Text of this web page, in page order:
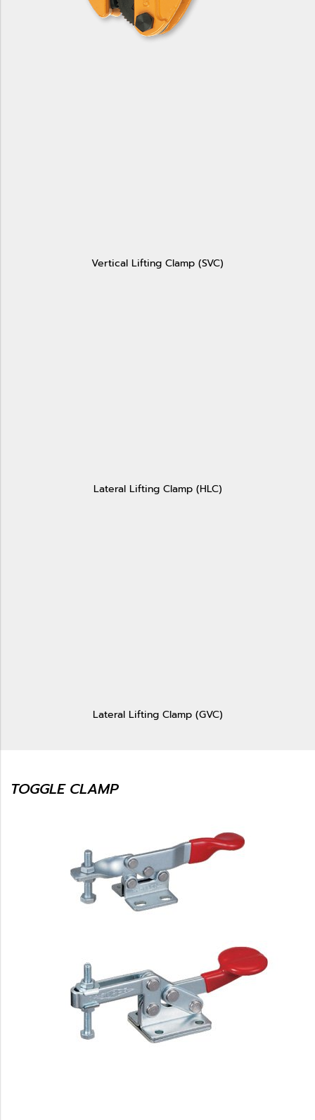
Vertical Lifting Clamp (SVC)
Lateral Lifting Clamp (HLC)
Lateral Lifting Clamp (GVC)
TOGGLE CLAMP